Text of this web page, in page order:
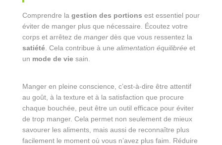
Comprendre la gestion des portions est essentiel pour
éviter de manger plus que nécessaire. Écoutez votre
corps et arrêtez de mangerdès que vous ressentez la
satiété. Cela contribue à une alimentation équilibréeet
un mode de viesain.
Manger en pleine conscience, c’est-à-dire être attentif
au goût, à la texture et à la satisfaction que procure
chaque bouchée, peut être un outil efficace pour éviter
de trop manger. Cela permet non seulement de mieux
savourer les aliments, mais aussi de reconnaître plus
facilement le moment où vous n’avez plus faim. Réduire